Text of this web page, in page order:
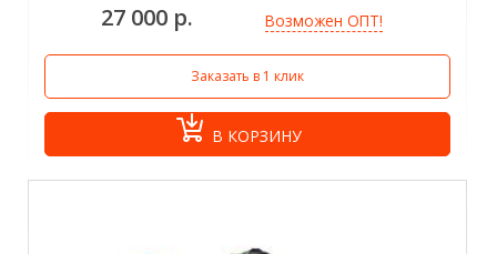
27 000 р. Возможен ОПТ!
Заказать в 1 клик
В КОРЗИНУ